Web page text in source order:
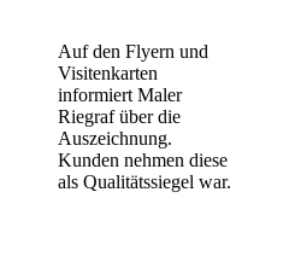
Auf den Flyern und
Visitenkarten
informiert Maler
Riegraf über die
Auszeichnung.
Kunden nehmen diese
als Qualitätssiegel war.